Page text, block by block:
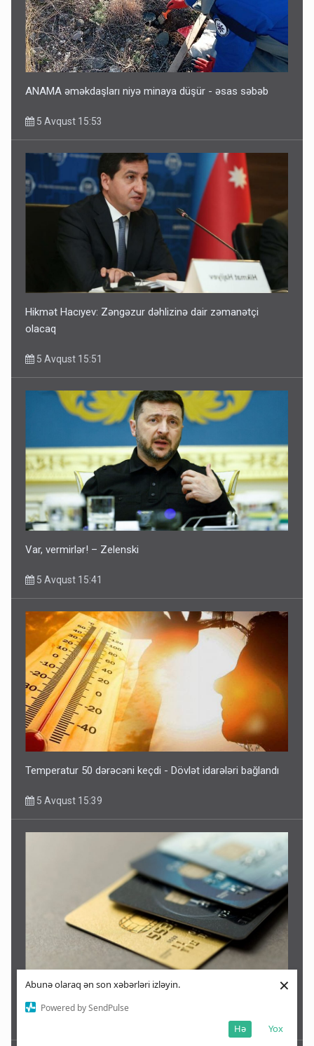
Abunə olaraq ən son xəbərləri izləyin.
Powered by SendPulse
Yox
Hə
×
ANAMA əməkdaşları niyə minaya düşür - əsas səbəb
5 Avqust 15:53
Hikmət Hacıyev: Zəngəzur dəhlizinə dair zəmanətçi
olacaq
5 Avqust 15:51
Var, vermirlər! – Zelenski
5 Avqust 15:41
Temperatur 50 dərəcəni keçdi - Dövlət idarələri bağlandı
5 Avqust 15:39
Kart limitləri ilə bağlı yenilik: Bir il ərzində 20 min manat...